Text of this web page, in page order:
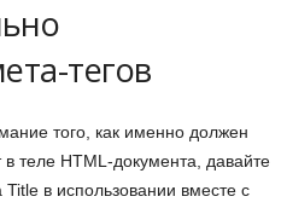
тегов
того, как именно должен
в теле HTML-документа, давайте
в использовании вместе с